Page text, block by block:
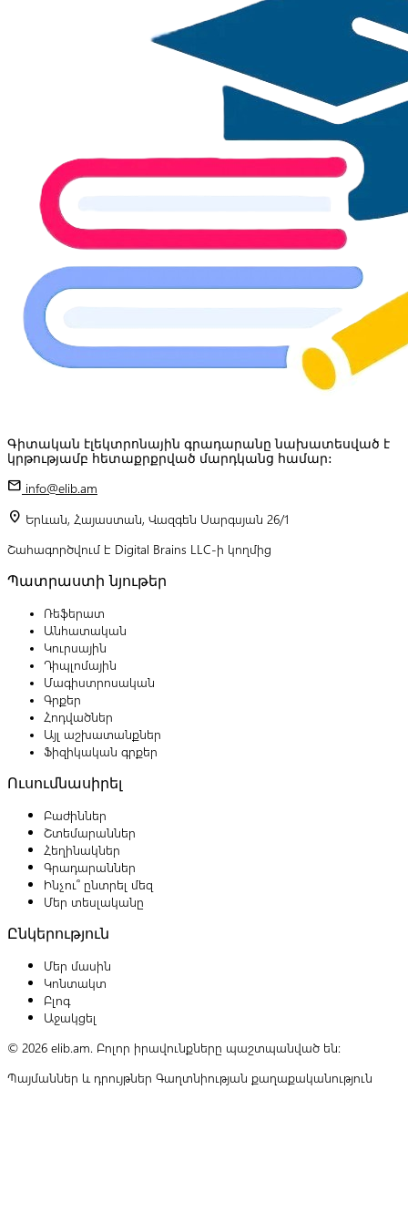
Գիտական էլեկտրոնային գրադարանը նախատեսված է
կրթությամբ հետաքրքրված մարդկանց համար:
mail info@elib.am
location_on Երևան, Հայաստան, Վազգեն Սարգսյան 26/1
Շահագործվում է Digital Brains LLC-ի կողմից
Պատրաստի նյութեր
Ռեֆերատ
Անհատական
Կուրսային
Դիպլոմային
Մագիստրոսական
Գրքեր
Հոդվածներ
Այլ աշխատանքներ
Ֆիզիկական գրքեր
Ուսումնասիրել
Բաժիններ
Շտեմարաններ
Հեղինակներ
Գրադարաններ
Ինչու՞ ընտրել մեզ
Մեր տեսլականը
Ընկերություն
Մեր մասին
Կոնտակտ
Բլոգ
Աջակցել
© 2026 elib.am. Բոլոր իրավունքները պաշտպանված են:
Պայմաններ և դրույթներ Գաղտնիության քաղաքականություն